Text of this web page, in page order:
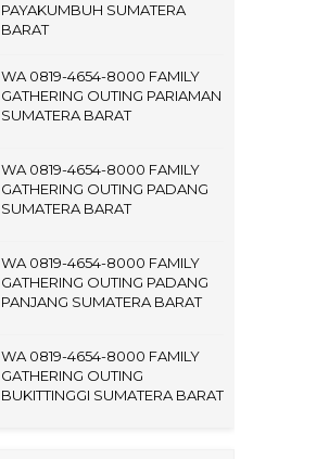
PAYAKUMBUH SUMATERA
BARAT
WA 0819-4654-8000 FAMILY
GATHERING OUTING PARIAMAN
SUMATERA BARAT
WA 0819-4654-8000 FAMILY
GATHERING OUTING PADANG
SUMATERA BARAT
WA 0819-4654-8000 FAMILY
GATHERING OUTING PADANG
PANJANG SUMATERA BARAT
WA 0819-4654-8000 FAMILY
GATHERING OUTING
BUKITTINGGI SUMATERA BARAT